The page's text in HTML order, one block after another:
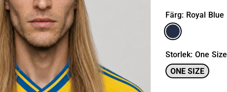
Färg: Royal Blue
Storlek:One Size
ONE SIZE